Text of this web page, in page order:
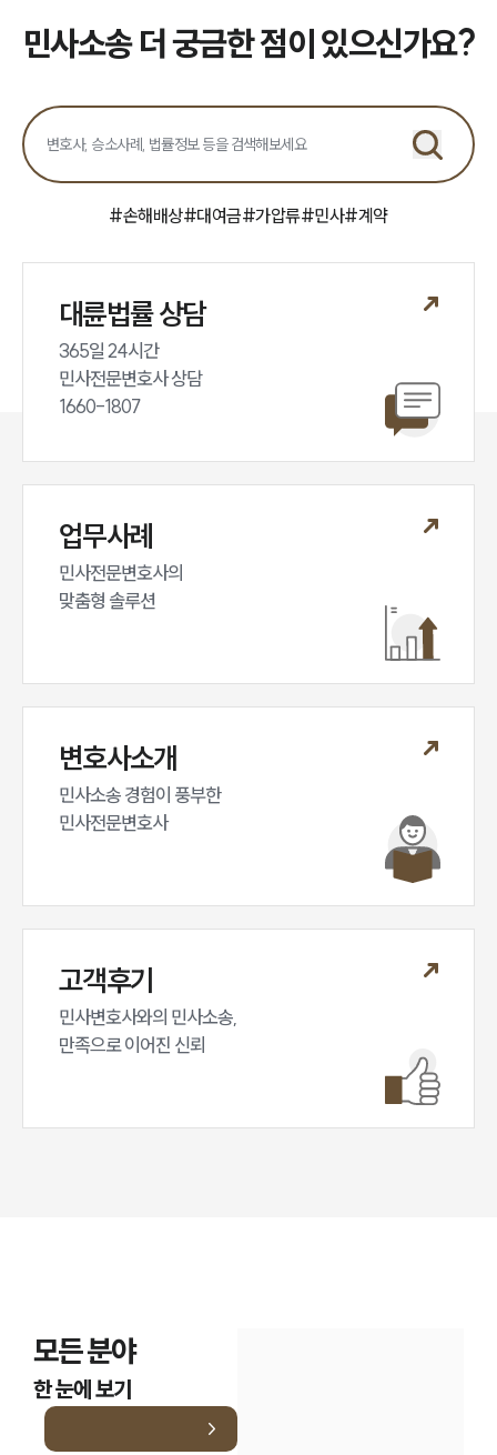
민사소송 더 궁금한 점이 있으신가요?
#손해배상#대여금#가압류#민사#계약
대륜법률 상담
365일 24시간
민사전문변호사 상담
1660-1807
업무사례
민사전문변호사의
맞춤형 솔루션
변호사소개
민사소송 경험이 풍부한
민사전문변호사
고객후기
민사변호사와의 민사소송,
만족으로 이어진 신뢰
모든 분야
한 눈에 보기